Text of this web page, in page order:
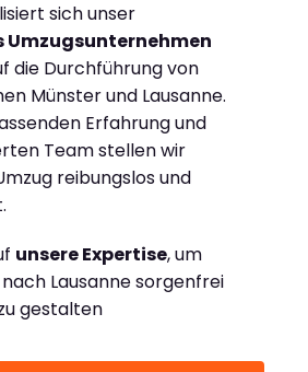
sich unser
Umzugsunternehmen
die Durchführung von
Münster und Lausanne.
Erfahrung und
Team stellen wir
reibungslos und
unsere Expertise, um
Lausanne sorgenfrei
gestalten